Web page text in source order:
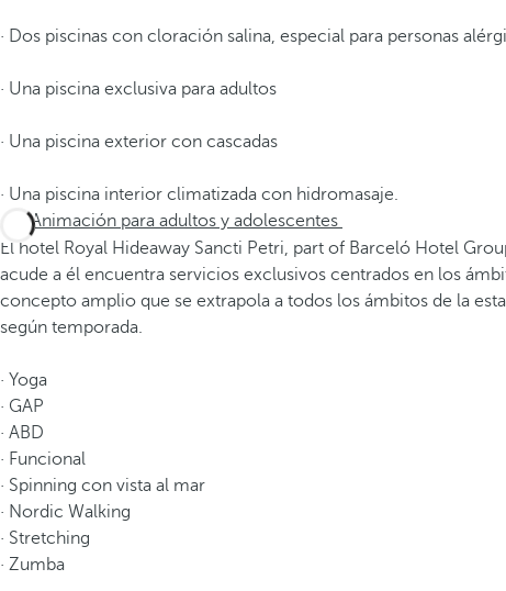
· Dos piscinas con cloración salina, especial para personas
· Una piscina exclusiva para adultos
· Una piscina exterior con cascadas
· Una piscina interior climatizada con hidromasaje.
Animación para adultos y adolescentes
El hotel Royal Hideaway Sancti Petri, part of Barceló Hotel
acude a él encuentra servicios exclusivos centrados en los
concepto amplio que se extrapola a todos los ámbitos de la
según temporada.
· Yoga
· GAP
· ABD
· Funcional
· Spinning con vista al mar
· Nordic Walking
· Stretching
· Zumba